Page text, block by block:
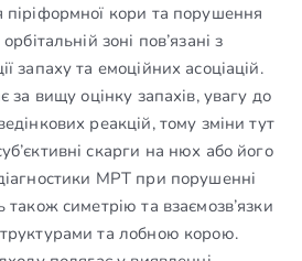
кори та порушення
зоні пов’язані з
запаху та емоційних асоціацій.
за вищу оцінку запахів, увагу до
реакцій, тому зміни тут
скарги на нюх або його
МРТ при порушенні
симетрію та взаємозв’язки
та лобною корою.